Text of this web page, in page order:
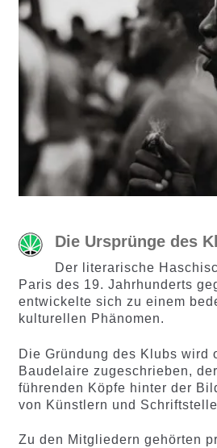
Die Ursprünge des
Der literarische
Paris des 19. Jahrhunderts
entwickelte sich zu einem
kulturellen Phänomen.
Die Gründung des Klubs wird
Baudelaire zugeschrieben,
führenden Köpfe hinter der
von Künstlern und
Zu den Mitgliedern gehörten